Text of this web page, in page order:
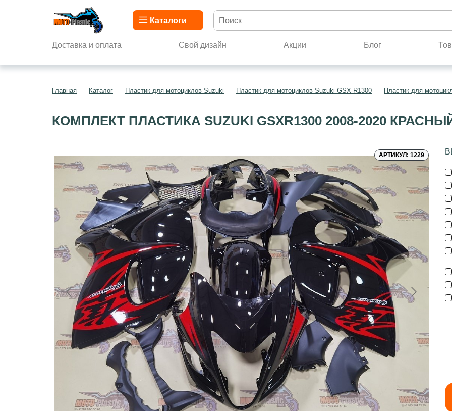
Каталоги
Доставка и оплата Свой дизайн Акции Блог
Главная Каталог Пластик для мотоциклов Suzuki Пластик для мотоциклов Suzuki GSX-R1300 Пластик для
КОМПЛЕКТ ПЛАСТИКА SUZUKI GSXR1300 2008-2020
АРТИКУЛ: 1229